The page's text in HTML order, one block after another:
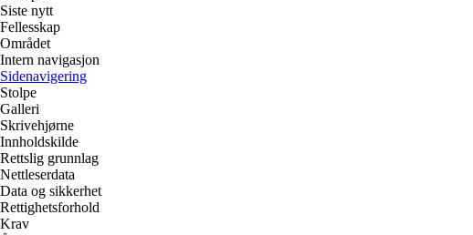
Siste nytt
Fellesskap
Området
Intern navigasjon
Sidenavigering
Stolpe
Galleri
Skrivehjørne
Innholdskilde
Rettslig grunnlag
Nettleserdata
Data og sikkerhet
Rettighetsforhold
Krav